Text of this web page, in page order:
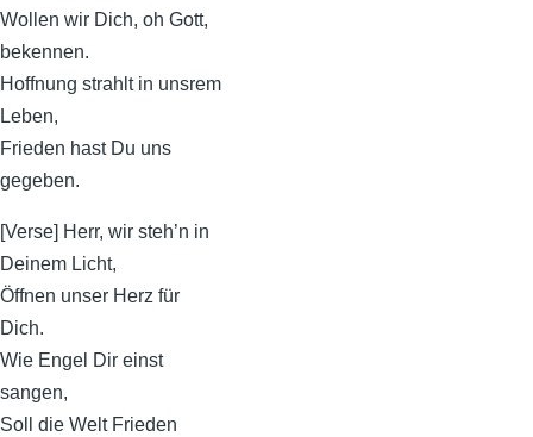
Wollen wir Dich, oh Gott,
bekennen.
Hoffnung strahlt in unsrem
Leben,
Frieden hast Du uns
gegeben.
[Verse] Herr, wir steh’n in
Deinem Licht,
Öffnen unser Herz für
Dich.
Wie Engel Dir einst
sangen,
Soll die Welt Frieden